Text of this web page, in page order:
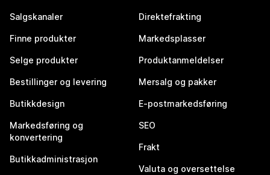
Salgskanaler
Finne produkter
Selge produkter
Bestillinger og levering
Butikkdesign
Markedsføring og
konvertering
Butikkadministrasjon
Direktefrakting
Markedsplasser
Produktanmeldelser
Mersalg og pakker
E-postmarkedsføring
SEO
Frakt
Valuta og oversettelse